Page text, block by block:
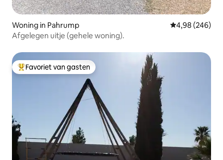
Woning in Pahrump Gemiddelde
4,98 (246)
Afgelegen uitje (gehele woning).
Topfavoriet van gasten
Favoriet van gasten